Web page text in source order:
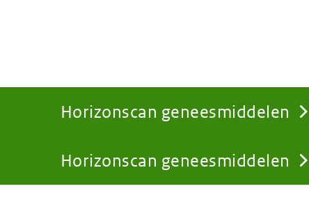
Horizonscan geneesmiddelen
You
Horizonscan geneesmiddelen